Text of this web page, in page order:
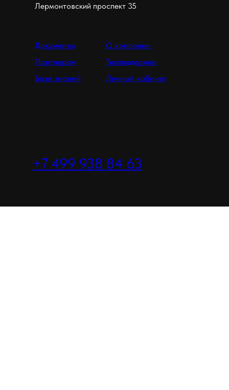
Документы
Партнерам
База знаний
О компании
Техподдержка
Личный кабинет
Лермонтовский проспект 35
+7 499 938 84 63